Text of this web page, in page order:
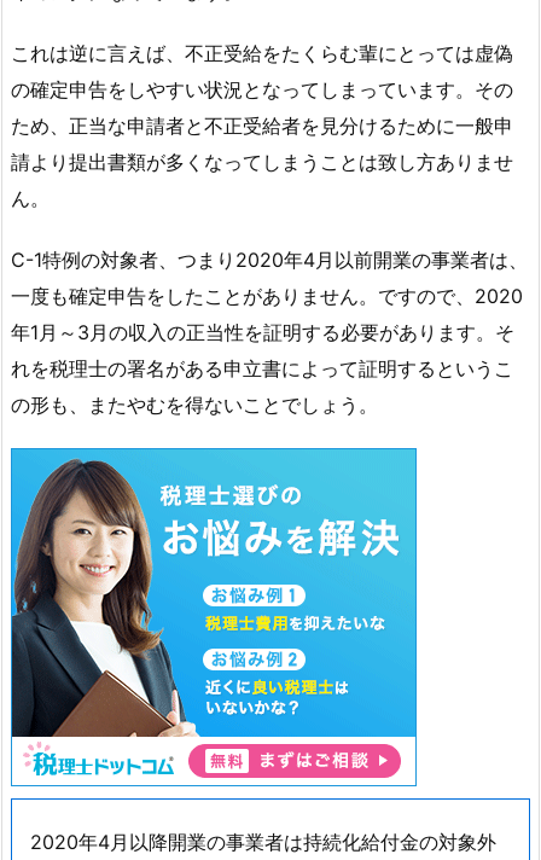
これは逆に言えば、不正受給をたくらむ輩にとっては虚偽
の確定申告をしやすい状況となってしまっています。その
ため、正当な申請者と不正受給者を見分けるために一般申
請より提出書類が多くなってしまうことは致し方ありませ
ん。
C-1特例の対象者、つまり2020年4月以前開業の事業者は、
一度も確定申告をしたことがありません。ですので、2020
年1月～3月の収入の正当性を証明する必要があります。そ
れを税理士の署名がある申立書によって証明するというこ
の形も、またやむを得ないことでしょう。
2020年4月以降開業の事業者は持続化給付金の対象外